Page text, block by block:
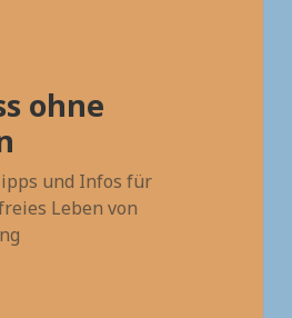
ohne
und Infos für
Leben von